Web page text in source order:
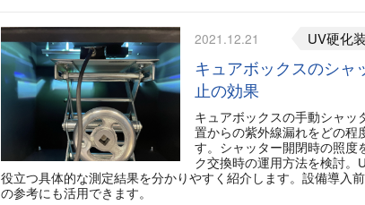
2021.12.21 UV硬化
キュアボックスのシャ
止の効果
キュアボックスの手動シャッ
置からの紫外線漏れをどの程
す。シャッター開閉時の照度
ク交換時の運用方法を検討。
役立つ具体的な測定結果を分かりやすく紹介します。設備導入
の参考にも活用できます。